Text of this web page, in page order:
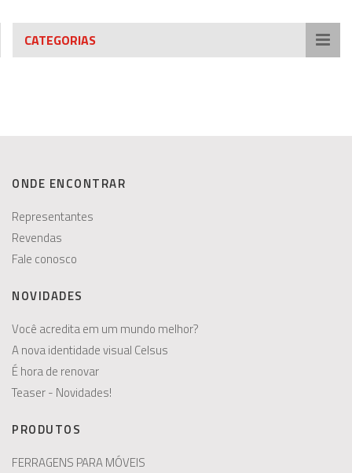
CATEGORIAS
ONDE ENCONTRAR
Representantes
Revendas
Fale conosco
NOVIDADES
Você acredita em um mundo melhor?
A nova identidade visual Celsus
É hora de renovar
Teaser - Novidades!
PRODUTOS
FERRAGENS PARA MÓVEIS